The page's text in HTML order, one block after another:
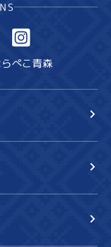
ぺこ青森